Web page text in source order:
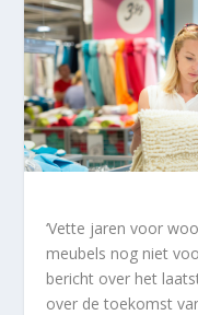
‘Vette jaren voor
meubels nog niet
bericht over het
over de toekomst